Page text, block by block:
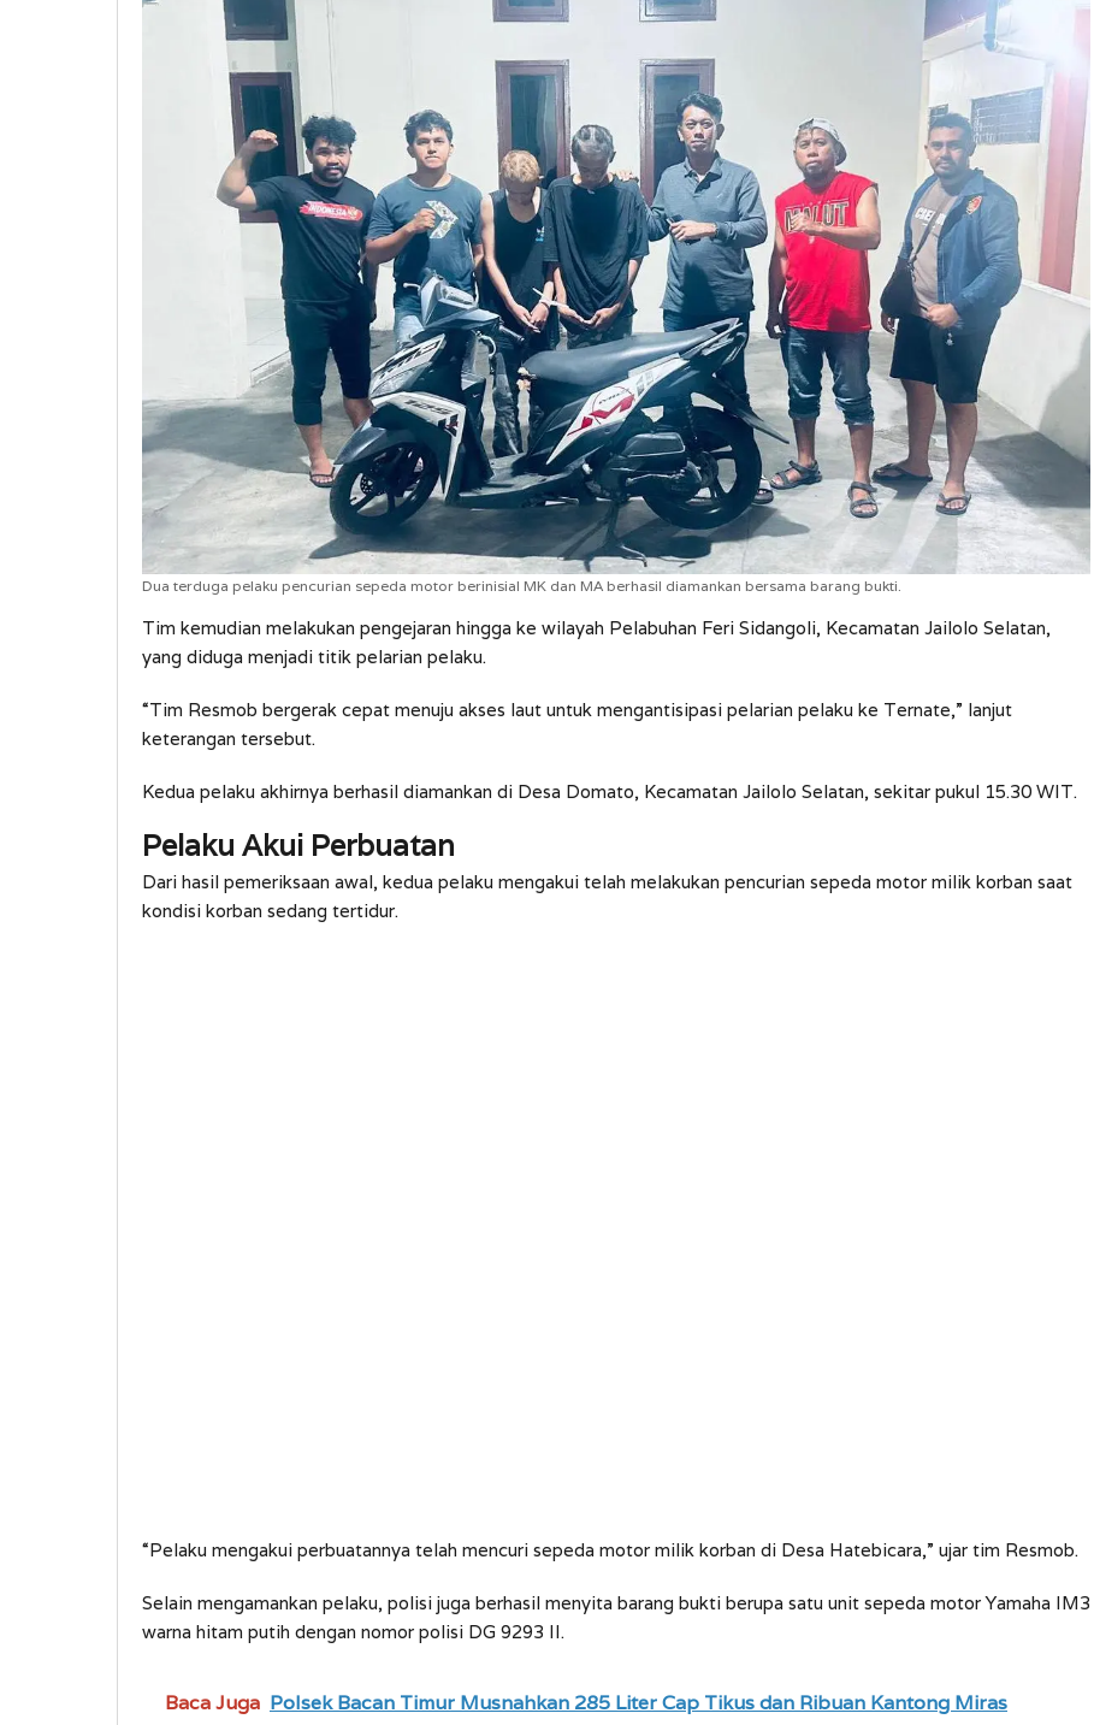
Dua terduga pelaku pencurian sepeda motor berinisial MK dan MA berhasil diamankan bersama barang bukti.
Tim kemudian melakukan pengejaran hingga ke wilayah Pelabuhan Feri Sidangoli, Kecamatan Jailolo Selatan,
yang diduga menjadi titik pelarian pelaku.
“Tim Resmob bergerak cepat menuju akses laut untuk mengantisipasi pelarian pelaku ke Ternate,” lanjut
keterangan tersebut.
Kedua pelaku akhirnya berhasil diamankan di Desa Domato, Kecamatan Jailolo Selatan, sekitar pukul 15.30 WIT.
Pelaku Akui Perbuatan
Dari hasil pemeriksaan awal, kedua pelaku mengakui telah melakukan pencurian sepeda motor milik korban saat
kondisi korban sedang tertidur.
“Pelaku mengakui perbuatannya telah mencuri sepeda motor milik korban di Desa Hatebicara,” ujar tim Resmob.
Selain mengamankan pelaku, polisi juga berhasil menyita barang bukti berupa satu unit sepeda motor Yamaha IM3
warna hitam putih dengan nomor polisi DG 9293 II.
Baca Juga Polsek Bacan Timur Musnahkan 285 Liter Cap Tikus dan Ribuan Kantong Miras